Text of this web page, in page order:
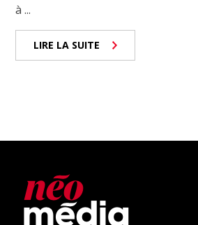
à ...
LIRE LA SUITE